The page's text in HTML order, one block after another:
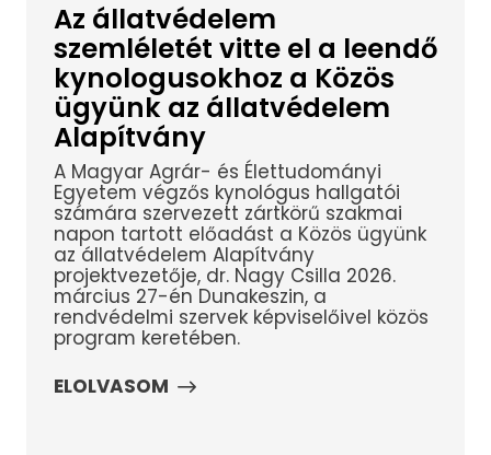
Az állatvédelem
szemléletét vitte el a leendő
kynologusokhoz a Közös
ügyünk az állatvédelem
Alapítvány
A Magyar Agrár- és Élettudományi
Egyetem végzős kynológus hallgatói
számára szervezett zártkörű szakmai
napon tartott előadást a Közös ügyünk
az állatvédelem Alapítvány
projektvezetője, dr. Nagy Csilla 2026.
március 27-én Dunakeszin, a
rendvédelmi szervek képviselőivel közös
program keretében.
ELOLVASOM